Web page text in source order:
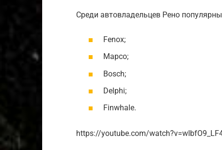
Среди автовладельцев Рено
Fenox;
Mapco;
Bosch;
Delphi;
Finwhale.
https://youtube.com/